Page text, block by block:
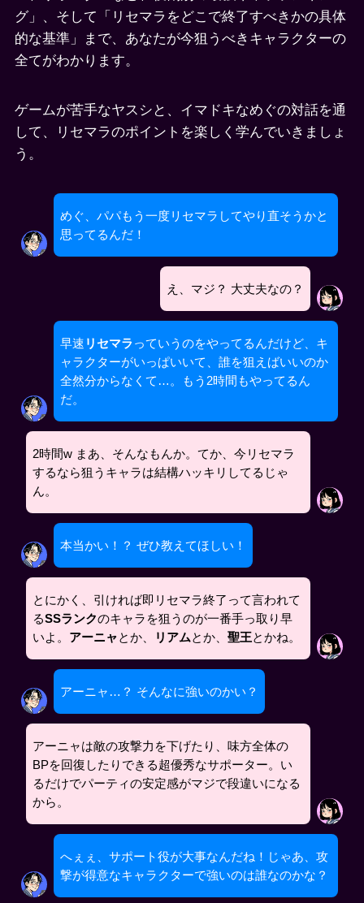
グ」、そして「リセマラをどこで終了すべきかの具体
的な基準」まで、あなたが今狙うべきキャラクターの
全てがわかります。
ゲームが苦手なヤスシと、イマドキなめぐの対話を通
して、リセマラのポイントを楽しく学んでいきましょ
う。
めぐ、パパもう一度リセマラしてやり直そうかと
思ってるんだ！
え、マジ？ 大丈夫なの？
早速 リセマラっていうのをやってるんだけど、キ
ャラクターがいっぱいいて、誰を狙えばいいのか
全然分からなくて…。もう2時間もやってるん
だ。
2時間w まあ、そんなもんか。てか、今リセマラ
するなら狙うキャラは結構ハッキリしてるじゃ
ん。
本当かい！？ ぜひ教えてほしい！
とにかく、引ければ即リセマラ終了って言われて
るSSランクのキャラを狙うのが一番手っ取り早
いよ。 アーニャ とか、 リアムとか、 聖王とかね。
アーニャ…？ そんなに強いのかい？
アーニャは敵の攻撃力を下げたり、味方全体の
BPを回復したりできる超優秀なサポーター。い
るだけでパーティの安定感がマジで段違いになる
から。
へぇぇ、サポート役が大事なんだね！じゃあ、攻
撃が得意なキャラクターで強いのは誰なのかな？